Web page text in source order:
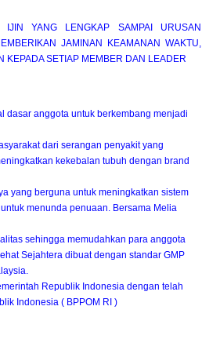
IJIN YANG LENGKAP SAMPAI URUSAN
JAMINAN KEAMANAN WAKTU,
KEPADA SETIAP MEMBER DAN LEADER
dasar anggota untuk berkembang menjadi
dari serangan penyakit yang
kekebalan tubuh dengan brand
yang berguna untuk meningkatkan sistem
menunda penuaan. Bersama Melia
sehingga memudahkan para anggota
Sejahtera dibuat dengan standar GMP
Republik Indonesia dengan telah
Indonesia ( BPPOM RI )